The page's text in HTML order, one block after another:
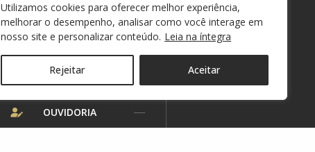
Utilizamos cookies para oferecer melhor experiência,
melhorar o desempenho, analisar como você interage em
nosso site e personalizar conteúdo. Leia na íntegra
Rejeitar Aceitar
WEBMAIL
OUVIDORIA